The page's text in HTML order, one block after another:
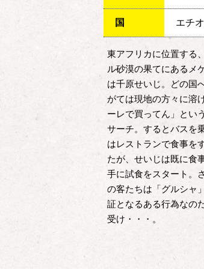
国 エチ
東アフリカに位置する
ル砂漠の果てにあるメ
は千原せいじ。どの国
がては現地の方々に溶
ーレで買ってん」とい
サーチ。するとバスを
はレストランで食事を
たが、せいじは既に食
手に試食をスタート。
の客たちは「グルシャ
証となるある行為なの
受け・・・。